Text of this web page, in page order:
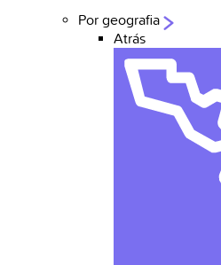
Por geografia
Atrás